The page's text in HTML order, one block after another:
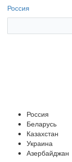
Россия
Россия
Беларусь
Казахстан
Украина
Азербайджан